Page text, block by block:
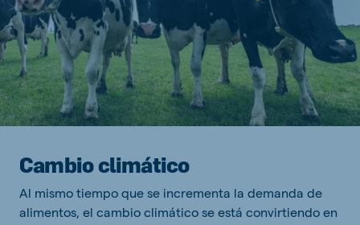
Cambio climático
Al mismo tiempo que se incrementa la demanda de
alimentos, el cambio climático se está convirtiendo en